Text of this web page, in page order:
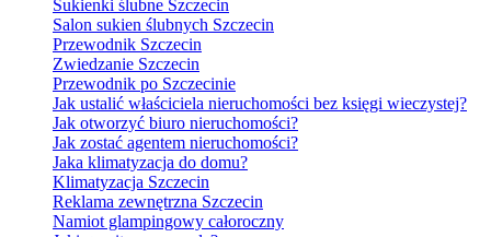
Sukienki ślubne Szczecin
Salon sukien ślubnych Szczecin
Przewodnik Szczecin
Zwiedzanie Szczecin
Przewodnik po Szczecinie
Jak ustalić właściciela nieruchomości bez księgi wieczystej?
Jak otworzyć biuro nieruchomości?
Jak zostać agentem nieruchomości?
Jaka klimatyzacja do domu?
Klimatyzacja Szczecin
Reklama zewnętrzna Szczecin
Namiot glampingowy całoroczny